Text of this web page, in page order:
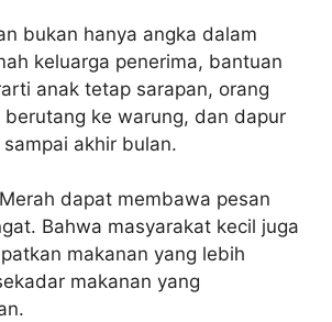
bukan hanya angka dalam
keluarga penerima, bantuan
anak tetap sarapan, orang
ke warung, dan dapur
akhir bulan.
dapat membawa pesan
Bahwa masyarakat kecil juga
makanan yang lebih
makanan yang